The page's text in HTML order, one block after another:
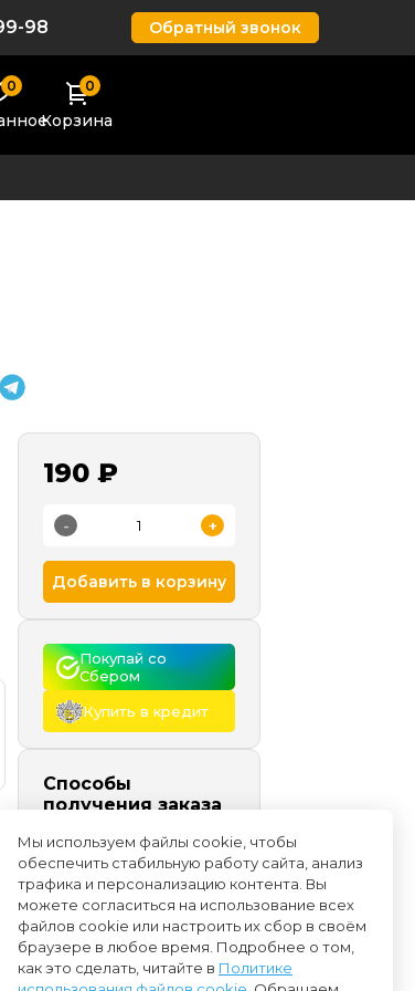
98 Обратный звонок
0 0
Корзина
190 ₽
- +
Добавить в корзину
Покупай со
Сбером
Купить в кредит
Способы
получения заказа
сегодня и
позже, бесплатно
Доставканачиная с
08.08
Мы используем файлы cookie, чтобы
обеспечить стабильную работу сайта, анализ
трафика и персонализацию контента. Вы
можете согласиться на использование всех
файлов cookie или настроить их сбор в своём
браузере в любое время. Подробнее о том,
как это сделать, читайте в Политике